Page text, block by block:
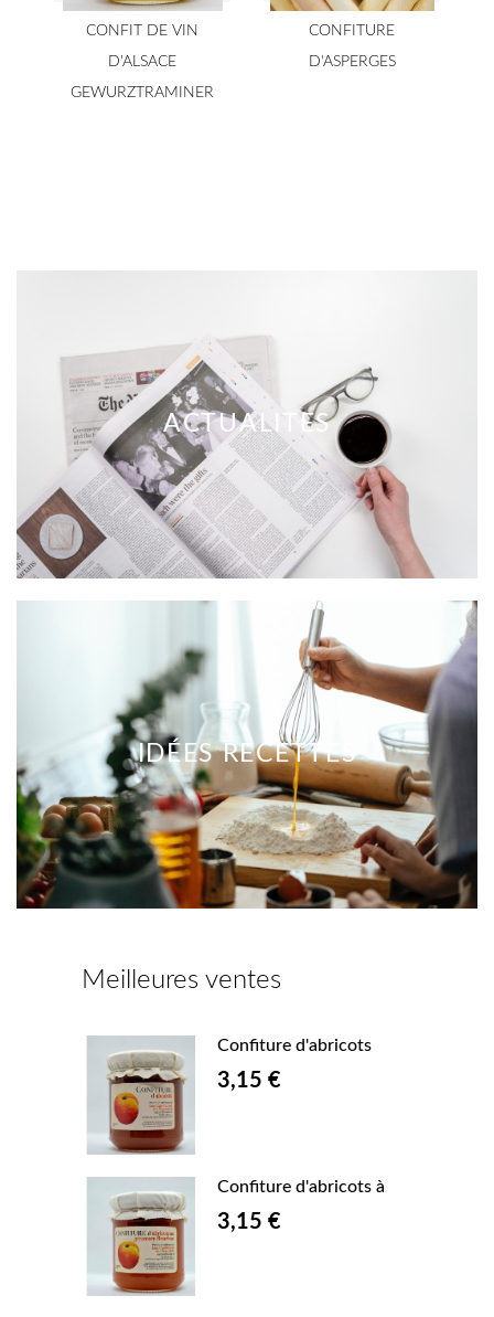
CONFIT DE VIN
D'ALSACE
GEWURZTRAMINER
CONFITURE
D'ASPERGES
ACTUALITES
IDÉES RECETTES
Meilleures ventes
Confiture d'abricots
3,15 €
Confiture d'abricots à
3,15 €